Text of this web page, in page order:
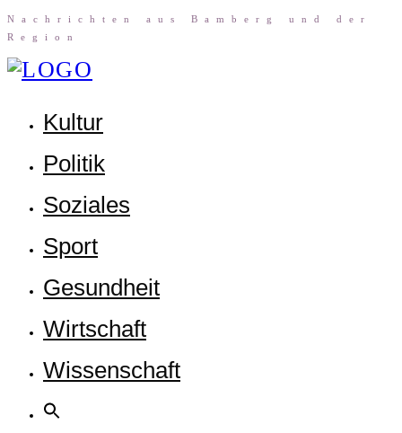
Nach­rich­ten aus Bam­berg und der
Region
Kul­tur
Poli­tik
Sozia­les
Sport
Gesund­heit
Wirt­schaft
Wis­sen­schaft